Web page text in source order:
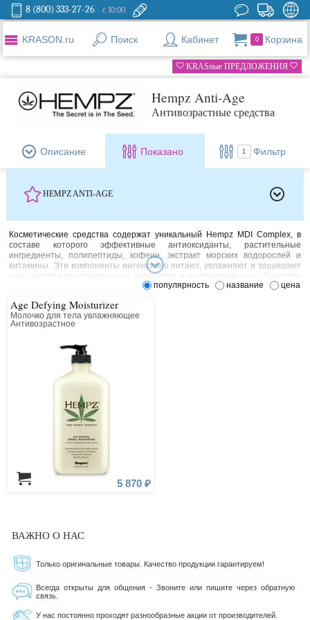
8 (800) 333-27-26 с 10:00
KRASON.ru Поиск Кабинет 0 Корзина
KRASные ПРЕДЛОЖЕНИЯ
Hempz Anti-Age
Антивозрастные средства
Описание Показано 1 Фильтр
HEMPZ ANTI-AGE
Косметические средства содержат уникальный Hempz MDI Complex, в
составе которого эффективные антиоксиданты, растительные
ингредиенты, полипептиды, кофеин, экстракт морских водорослей и
витамины. Эти компоненты интенсивно питают, увлажняют и защищают
кожу, разглаживают морщинки, укрепляют и подтягивают кожу. Средства
не содержат парабенов и сульфатов. 100% веган
популярность название цена
Age Defying Moisturizer
Молочко для тела увлажняющее
Антивозрастное
5 870 ₽
ВАЖНО О НАС
Только оригинальные товары. Качество продукции гарантируем!
Всегда открыты для общения - Звоните или пишите через обратную
связь.
У нас постоянно проходят разнообразные акции от производителей.